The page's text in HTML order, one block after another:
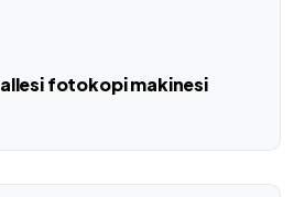
fotokopi makinesi